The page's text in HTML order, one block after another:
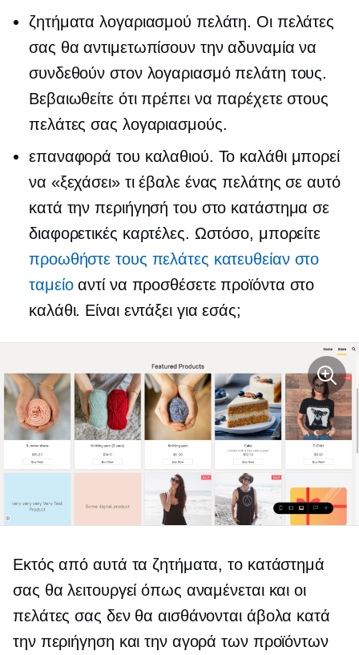
ζητήματα λογαριασμού πελάτη. Οι πελάτες
σας θα αντιμετωπίσουν την αδυναμία να
συνδεθούν στον λογαριασμό πελάτη τους.
Βεβαιωθείτε ότι πρέπει να παρέχετε στους
πελάτες σας λογαριασμούς.
επαναφορά του καλαθιού. Το καλάθι μπορεί
να «ξεχάσει» τι έβαλε ένας πελάτης σε αυτό
κατά την περιήγησή του στο κατάστημα σε
διαφορετικές καρτέλες. Ωστόσο, μπορείτε
προωθήστε τους πελάτες κατευθείαν στο
ταμείοαντί να προσθέσετε προϊόντα στο
καλάθι. Είναι εντάξει για εσάς;
Εκτός από αυτά τα ζητήματα, το κατάστημά
σας θα λειτουργεί όπως αναμένεται και οι
πελάτες σας δεν θα αισθάνονται άβολα κατά
την περιήγηση και την αγορά των προϊόντων